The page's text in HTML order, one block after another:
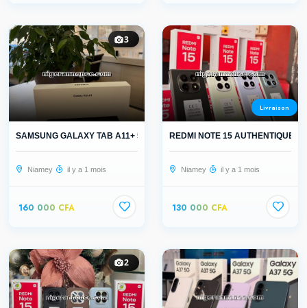
3
SAMSUNG GALAXY TAB A11+ 5G AUTHENTI...
Niamey il y a 1 mois
160 000 CFA
Livraison
REDMI NOTE 15 AUTHENTIQUE
Niamey il y a 1 mois
130 000 CFA
2